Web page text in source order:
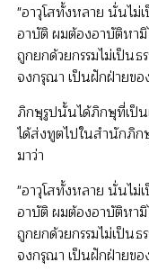
"อาวุโสทั้งหลาย นั่นไม่
อาบัติ ผมต้องอาบัติหา
ถูกยกด้วยกรรมไม่เป็นธ
จงกรุณา เป็นฝักฝ่ายขอ
ภิกษุรูปนั้นได้ภิกษุที่เป็น
ได้ส่งทูตไปในสำนักภิก
มาว่า
"อาวุโสทั้งหลาย นั่นไม่
อาบัติ ผมต้องอาบัติหา
ถูกยกด้วยกรรมไม่เป็นธ
จงกรุณา เป็นฝักฝ่ายขอ